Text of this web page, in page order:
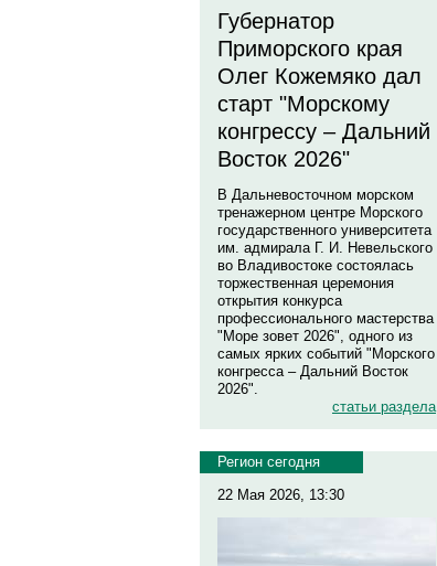
Губернатор
Приморского края
Олег Кожемяко дал
старт "Морскому
конгрессу – Дальний
Восток 2026"
В Дальневосточном морском
тренажерном центре Морского
государственного университета
им. адмирала Г. И. Невельского
во Владивостоке состоялась
торжественная церемония
открытия конкурса
профессионального мастерства
"Море зовет 2026", одного из
самых ярких событий "Морского
конгресса – Дальний Восток
2026".
статьи раздела
Регион сегодня
22 Мая 2026, 13:30